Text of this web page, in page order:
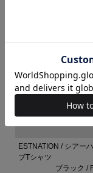
ESTNATION / シアー
ブTシャツ
ブラック /